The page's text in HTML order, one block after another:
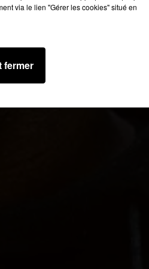
via le lien "Gérer les cookies" situé en
fermer